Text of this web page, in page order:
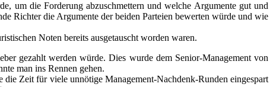
um die Forderung abzuschmettern und welche Argumente gut und
Richter die Argumente der beiden Parteien bewerten würde und wie
Noten bereits ausgetauscht worden waren.
gezahlt werden würde. Dies wurde dem Senior-Management von
man ins Rennen gehen.
Zeit für viele unnötige Management-Nachdenk-Runden eingespart